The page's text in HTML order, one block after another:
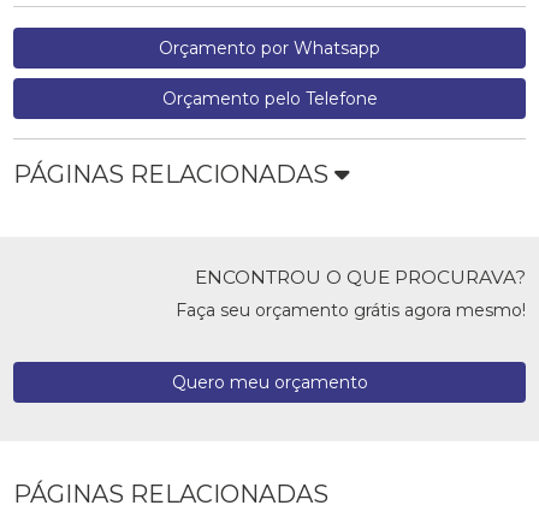
Orçamento por Whatsapp
Orçamento pelo Telefone
PÁGINAS RELACIONADAS
ENCONTROU O QUE PROCURAVA?
Faça seu orçamento grátis agora mesmo!
Quero meu orçamento
PÁGINAS RELACIONADAS